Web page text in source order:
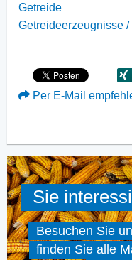
Getreide
Getreideerzeugnisse /
Per E-Mail
Sie
Besuchen Sie
finden Sie alle